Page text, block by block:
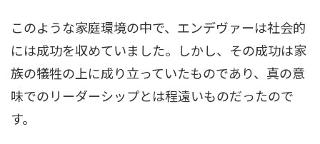
このような家庭環境の中で、エンデヴァーは社会的
には成功を収めていました。しかし、その成功は家
族の犠牲の上に成り立っていたものであり、真の意
味でのリーダーシップとは程遠いものだったので
す。